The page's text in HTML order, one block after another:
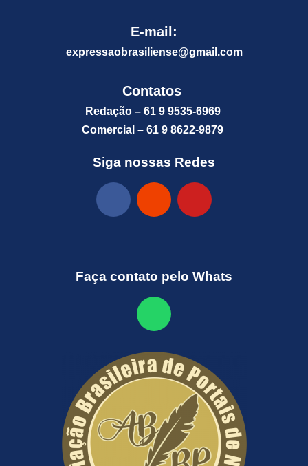
E-mail:
expressaobrasiliense@gmail.com
Contatos
Redação – 61 9 9535-6969
Comercial – 61 9 8622-9879
Siga nossas Redes
Faça contato pelo Whats